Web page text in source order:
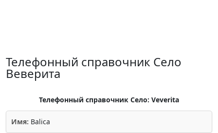
Телефонный справочник Село
Веверита
Телефонный справочник Село: Veverita
Имя: Balica